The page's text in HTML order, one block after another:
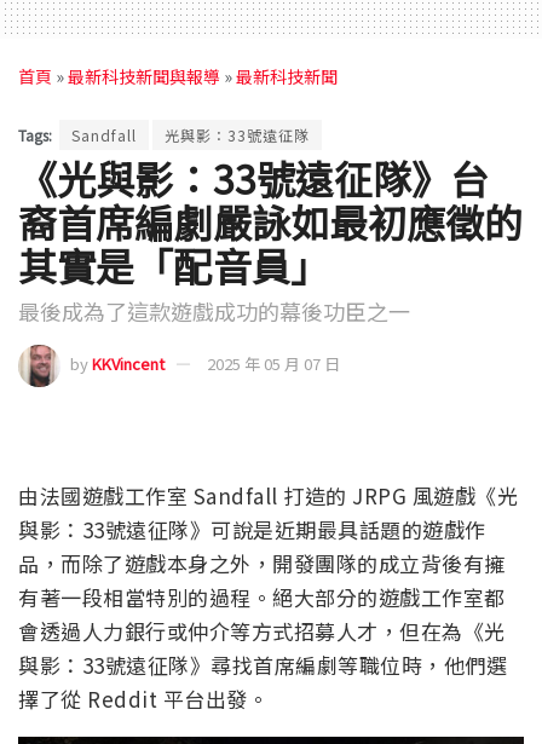
首頁 »最新科技新聞與報導 »最新科技新聞
Tags: Sandfall 光與影：33號遠征隊
《光與影：33號遠征隊》台
裔首席編劇嚴詠如最初應徵的
其實是「配音員」
最後成為了這款遊戲成功的幕後功臣之一
byKKVincent 2025 年 05 月 07 日
由法國遊戲工作室 Sandfall 打造的 JRPG 風遊戲《光
與影：33號遠征隊》可說是近期最具話題的遊戲作
品，而除了遊戲本身之外，開發團隊的成立背後有擁
有著一段相當特別的過程。絕大部分的遊戲工作室都
會透過人力銀行或仲介等方式招募人才，但在為《光
與影：33號遠征隊》尋找首席編劇等職位時，他們選
擇了從 Reddit 平台出發。